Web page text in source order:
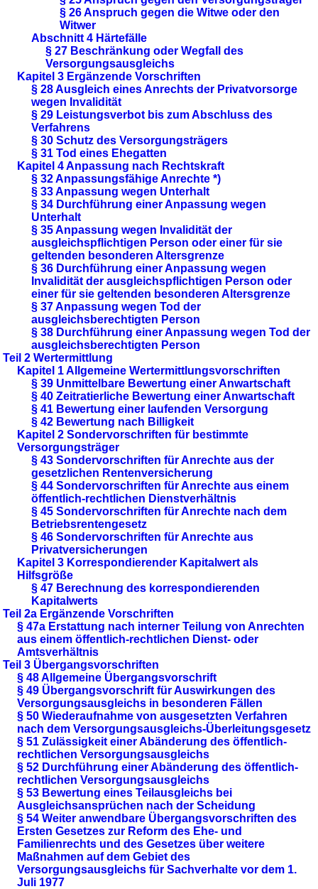
§ 26 Anspruch gegen die Witwe oder den
Witwer
Abschnitt 4 Härtefälle
§ 27 Beschränkung oder Wegfall des
Versorgungsausgleichs
Kapitel 3 Ergänzende Vorschriften
§ 28 Ausgleich eines Anrechts der Privatvorsorge
wegen Invalidität
§ 29 Leistungsverbot bis zum Abschluss des
Verfahrens
§ 30 Schutz des Versorgungsträgers
§ 31 Tod eines Ehegatten
Kapitel 4 Anpassung nach Rechtskraft
§ 32 Anpassungsfähige Anrechte *)
§ 33 Anpassung wegen Unterhalt
§ 34 Durchführung einer Anpassung wegen
Unterhalt
§ 35 Anpassung wegen Invalidität der
ausgleichspflichtigen Person oder einer für sie
geltenden besonderen Altersgrenze
§ 36 Durchführung einer Anpassung wegen
Invalidität der ausgleichspflichtigen Person oder
einer für sie geltenden besonderen Altersgrenze
§ 37 Anpassung wegen Tod der
ausgleichsberechtigten Person
§ 38 Durchführung einer Anpassung wegen Tod der
ausgleichsberechtigten Person
Teil 2 Wertermittlung
Kapitel 1 Allgemeine Wertermittlungsvorschriften
§ 39 Unmittelbare Bewertung einer Anwartschaft
§ 40 Zeitratierliche Bewertung einer Anwartschaft
§ 41 Bewertung einer laufenden Versorgung
§ 42 Bewertung nach Billigkeit
Kapitel 2 Sondervorschriften für bestimmte
Versorgungsträger
§ 43 Sondervorschriften für Anrechte aus der
gesetzlichen Rentenversicherung
§ 44 Sondervorschriften für Anrechte aus einem
öffentlich-rechtlichen Dienstverhältnis
§ 45 Sondervorschriften für Anrechte nach dem
Betriebsrentengesetz
§ 46 Sondervorschriften für Anrechte aus
Privatversicherungen
Kapitel 3 Korrespondierender Kapitalwert als
Hilfsgröße
§ 47 Berechnung des korrespondierenden
Kapitalwerts
Teil 2a Ergänzende Vorschriften
§ 47a Erstattung nach interner Teilung von Anrechten
aus einem öffentlich-rechtlichen Dienst- oder
Amtsverhältnis
Teil 3 Übergangsvorschriften
§ 48 Allgemeine Übergangsvorschrift
§ 49 Übergangsvorschrift für Auswirkungen des
Versorgungsausgleichs in besonderen Fällen
§ 50 Wiederaufnahme von ausgesetzten Verfahren
nach dem Versorgungsausgleichs-Überleitungsgesetz
§ 51 Zulässigkeit einer Abänderung des öffentlich-
rechtlichen Versorgungsausgleichs
§ 52 Durchführung einer Abänderung des öffentlich-
rechtlichen Versorgungsausgleichs
§ 53 Bewertung eines Teilausgleichs bei
Ausgleichsansprüchen nach der Scheidung
§ 54 Weiter anwendbare Übergangsvorschriften des
Ersten Gesetzes zur Reform des Ehe- und
Familienrechts und des Gesetzes über weitere
Maßnahmen auf dem Gebiet des
Versorgungsausgleichs für Sachverhalte vor dem 1.
Juli 1977